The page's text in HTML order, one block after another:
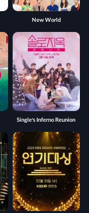
New World
Single's Inferno Reunion